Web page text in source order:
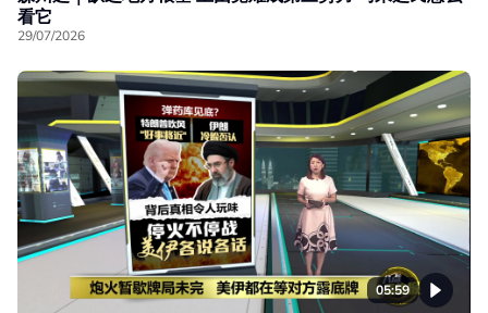
看它
29/07/2026
05:59